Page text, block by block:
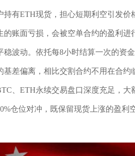
有ETH现货，担心短期利空引发价
账面亏损，会被空单合约的盈利
波动。依托每8小时结算一次的资
差偏离，相比交割合约不用在合
、ETH永续交易盘口深度充足，
仓位对冲，既保留现货上涨的盈利